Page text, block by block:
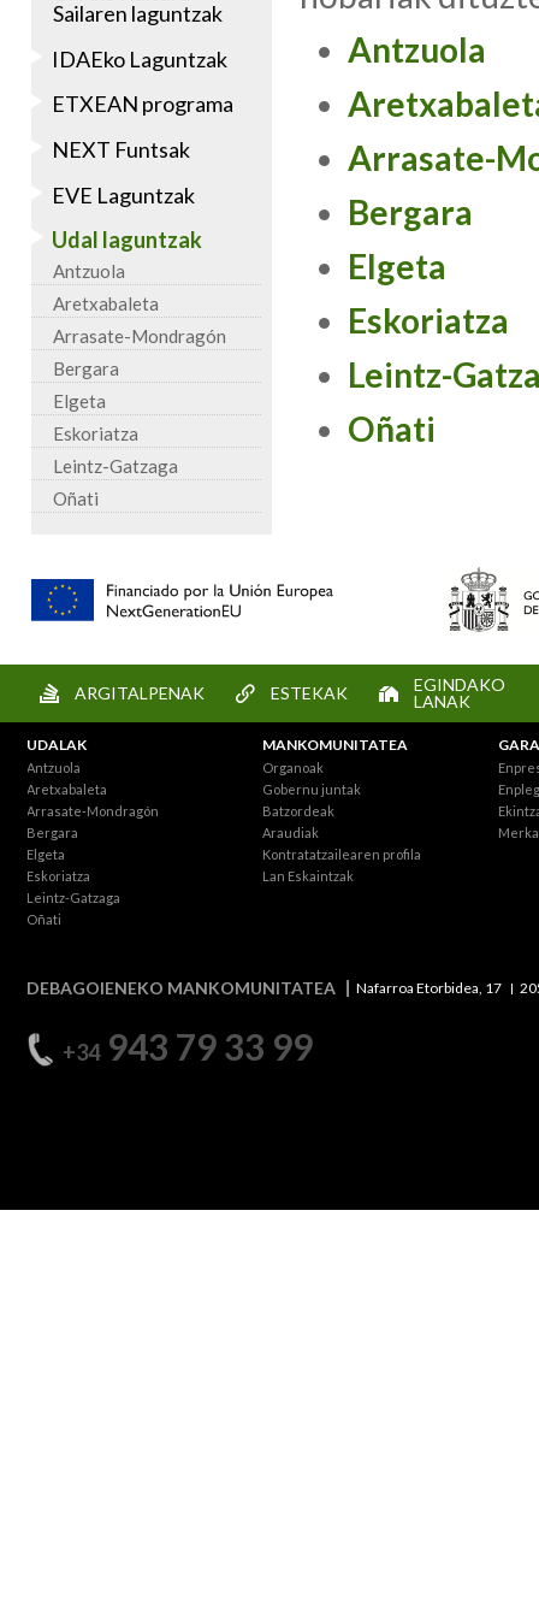
Antzuola
Arrasate-
Bergara
Elgeta
Eskoriatza
Leintz-
Oñati
Sailaren laguntzak
IDAEko Laguntzak
ETXEAN programa
NEXT Funtsak
EVE Laguntzak
Udal laguntzak
Antzuola
Aretxabaleta
Arrasate-Mondragón
Bergara
Elgeta
Eskoriatza
Leintz-Gatzaga
Oñati
ARGITALPENAK ESTEKAK
EGINDAKO
LANAK
UDALAK
Antzuola
Aretxabaleta
Arrasate-Mondragón
Bergara
Elgeta
Eskoriatza
Leintz-Gatzaga
Oñati
MANKOMUNITATEA
Organoak
Gobernu juntak
Batzordeak
Araudiak
Kontratatzailearen profila
Lan Eskaintzak
DEBAGOIENEKO MANKOMUNITATEA Nafarroa Etorbidea, 17
+34943 79 33 99